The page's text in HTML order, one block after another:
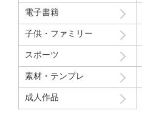
電子書籍
子供・ファミリー
スポーツ
素材・テンプレ
成人作品